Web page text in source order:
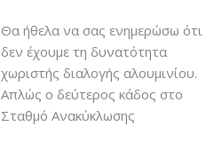
Θα ήθελα να σας ενημερώσω ότι
δεν έχουμε τη δυνατότητα
χωριστής διαλογής αλουμινίου.
Απλώς ο δεύτερος κάδος στο
Σταθμό Ανακύκλωσης